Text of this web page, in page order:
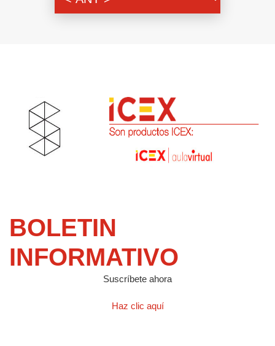
BOLETIN
INFORMATIVO
Suscríbete ahora
Haz clic aquí